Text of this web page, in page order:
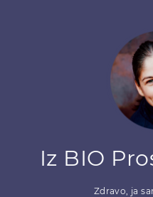
Iz BIO
Zdravo, ja